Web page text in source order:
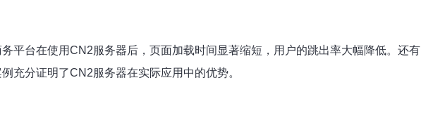
平台在使用CN2服务器后，页面加载时间显著缩短，用户的跳出率大幅降低。还有
充分证明了CN2服务器在实际应用中的优势。